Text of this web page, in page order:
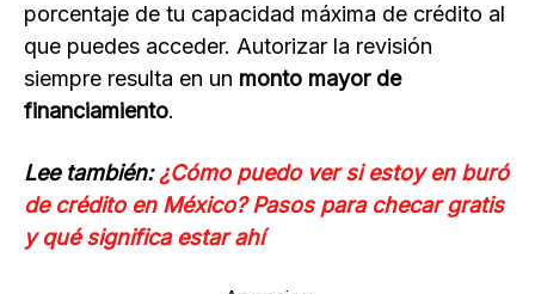
porcentaje de tu capacidad máxima de crédito al
que puedes acceder. Autorizar la revisión
siempre resulta en un monto mayor de
financiamiento.
Lee también:¿Cómo puedo ver si estoy en buró
de crédito en México? Pasos para checar gratis
y qué significa estar ahí